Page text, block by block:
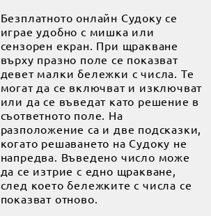
Безплатното онлайн Судоку се
играе удобно с мишка или
сензорен екран. При щракване
върху празно поле се показват
девет малки бележки с числа. Те
могат да се включват и изключват
или да се въведат като решение в
съответното поле. На
разположение са и две подсказки,
когато решаването на Судоку не
напредва. Въведено число може
да се изтрие с едно щракване,
след което бележките с числа се
показват отново.